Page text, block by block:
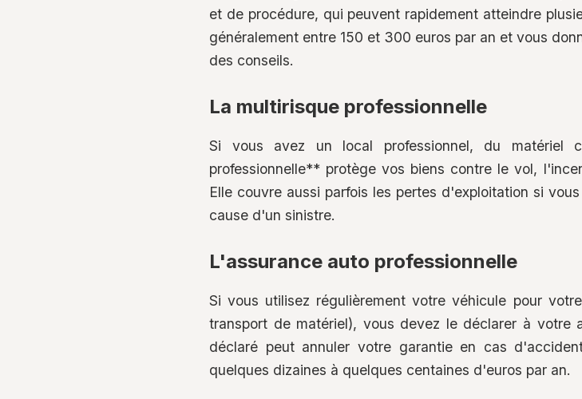
et de procédure, qui peuvent rapidement atteindre
généralement entre 150 et 300 euros par an et vous
des conseils.
La multirisque professionnelle
Si vous avez un local professionnel, du matériel
professionnelle** protège vos biens contre le vol,
Elle couvre aussi parfois les pertes d'exploitation si
cause d'un sinistre.
L'assurance auto professionnelle
Si vous utilisez régulièrement votre véhicule pour
transport de matériel), vous devez le déclarer à votre
déclaré peut annuler votre garantie en cas
quelques dizaines à quelques centaines d'euros par an.